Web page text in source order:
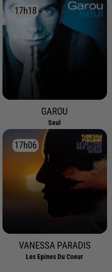
17h18
17h18
GAROU
Seul
17h06
17h06
VANESSA PARADIS
Les Epines Du Coeur